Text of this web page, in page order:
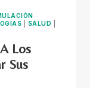
SALUD
Los
Sus